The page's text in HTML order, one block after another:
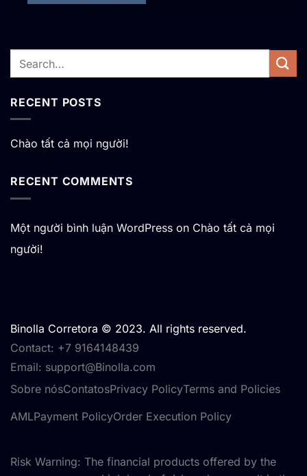
RECENT POSTS
Chào tất cả mọi người!
RECENT COMMENTS
Một người bình luận WordPress on Chào tất cả mọi
người!
Binolla Corretora © 2023. All rights reserved.
Contact: +7 9164148439
Email: support@Binolla.com
Sobre nósContatosPrivacy PolicyTerms and Policies
AMLPayment PolicyOrder Execution Policy
Risk Warning: The financial products offered by the